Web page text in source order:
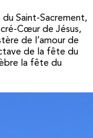
Saint-Sacrement,
Cœur de Jésus,
de l’amour de
de la fête du
la fête du